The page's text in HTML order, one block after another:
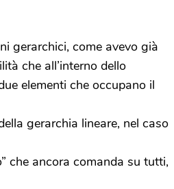
gerarchici, come avevo già
che all’interno dello
elementi che occupano il
gerarchia lineare, nel caso
che ancora comanda su tutti,